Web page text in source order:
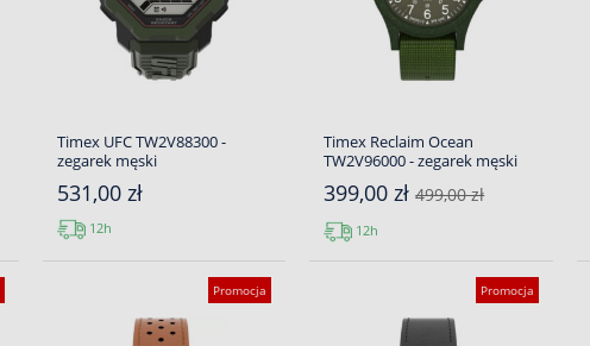
Timex UFC TW2V88300 -
zegarek męski
531,00 zł
12h
Timex Reclaim Ocean
TW2V96000 - zegarek męski
399,00 zł499,00 zł
12h
Promocja Promocja